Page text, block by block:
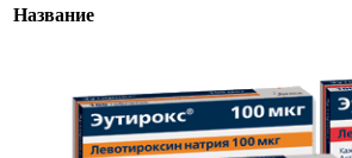
Название